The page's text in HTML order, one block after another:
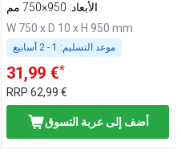
الأبعاد: 950×750 مم
W 750 x D 10 x H 950 mm
موعد التسليم:
31,99 €*
RRP62,99 €
أضف إلى عربة التسوق